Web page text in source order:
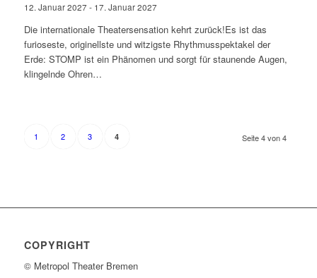
12. Januar 2027 - 17. Januar 2027
Die internationale Theatersensation kehrt zurück!​ Es ist das
furioseste, originellste und witzigste Rhythmusspektakel der
Erde: STOMP ist ein Phänomen und sorgt für staunende Augen,
klingelnde Ohren…
Seite 4 von 4
1 2 3 4
COPYRIGHT
© Metropol Theater Bremen